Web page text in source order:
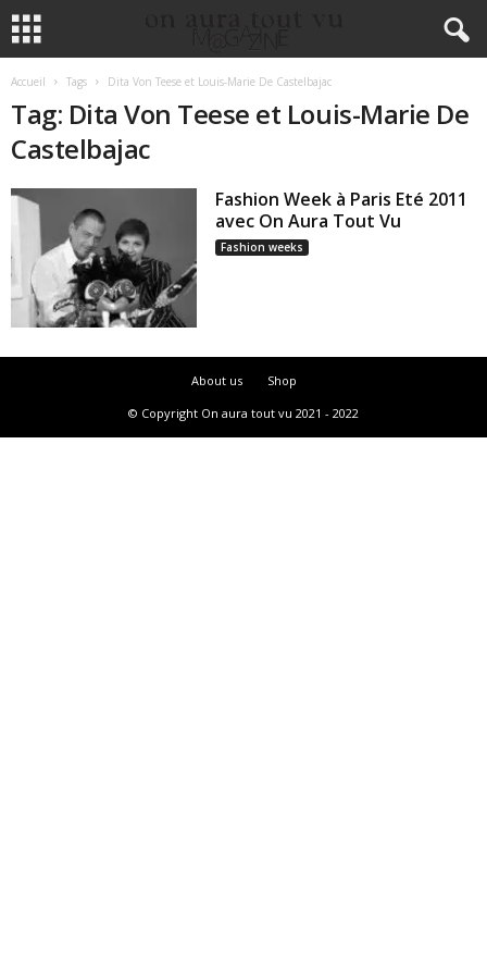
Accueil Tags Dita Von Teese et Louis-Marie De Castelbajac
Tag: Dita Von Teese et Louis-Marie De
Castelbajac
Fashion Week à Paris Eté 2011
avec On Aura Tout Vu
Fashion weeks
About us
Shop
© Copyright On aura tout vu 2021 - 2022